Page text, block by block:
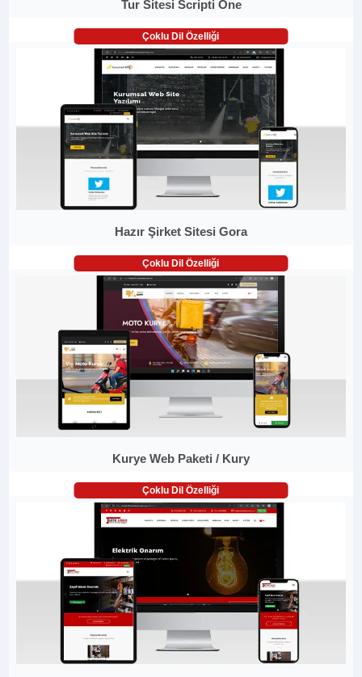
Tur Sitesi Scripti One
Çoklu Dil Özelliği
Hazır Şirket Sitesi Gora
Çoklu Dil Özelliği
Kurye Web Paketi / Kury
Çoklu Dil Özelliği